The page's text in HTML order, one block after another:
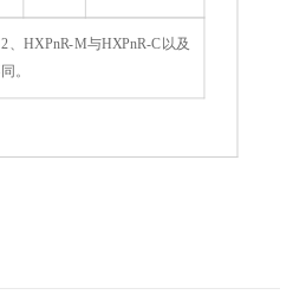
HXPnR-M与HXPnR-C以及
。